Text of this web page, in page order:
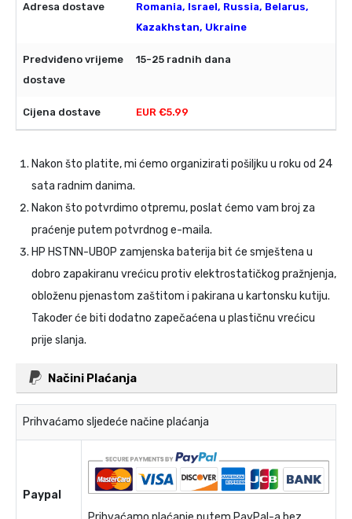
Romania, Israel, Russia, Belarus,
Kazakhstan, Ukraine
15-25 radnih dana
EUR €5.99
Nakon što platite, mi ćemo organizirati pošiljku u roku od 24
sata radnim danima.
Nakon što potvrdimo otpremu, poslat ćemo vam broj za
praćenje putem potvrdnog e-maila.
HP HSTNN-UB0P zamjenska baterija bit će smještena u
dobro zapakiranu vrećicu protiv elektrostatičkog pražnjenja,
obloženu pjenastom zaštitom i pakirana u kartonsku kutiju.
Također će biti dodatno zapečaćena u plastičnu vrećicu
prije slanja.
Načini Plaćanja
Prihvaćamo sljedeće načine plaćanja
Paypal